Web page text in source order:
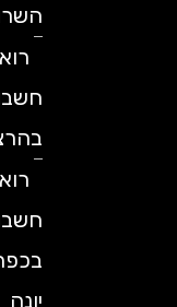
השרון
רואה
חשבון
בהרצליה
רואה
חשבון
בכפר